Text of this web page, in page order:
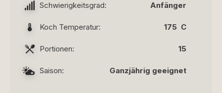
Schwierigkeitsgrad: Anfänger
Koch Temperatur: 175 C
Portionen: 15
Saison: Ganzjährig geeignet